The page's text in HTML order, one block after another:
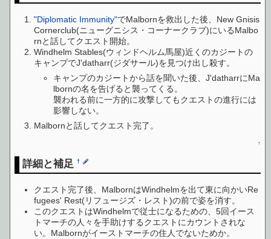
"Diplomatic Immunity"でMalbornを救出した後、New Gnisis
Cornerclub(ニューグニシス・コーナークラブ)にいるMalbo
rnと話してクエスト開始。
Windhelm Stables(ウィンドヘルム馬屋)近くのカジートの
キャンプでJ'datharr(ジダサール)を見つけ出し殺す。
キャンプのカジートから話を聞いた後、J'datharrにMa
lbornの名を告げると襲ってくる。
襲われる前に一方的に攻撃してもクエストの進行には
影響しない。
Malbornと話してクエスト完了。
↑
詳細と補足†
クエスト完了後、MalbornはWindhelmを出て東に向かいRe
fugees' Rest(リフュージズ・レスト)の前で姿を消す。
このクエストはWindhelmで従士になるための、5回イース
トマーチの人々を手助けするクエストにカウントされな
い。Malbornがイーストマーチの住人でないためか。